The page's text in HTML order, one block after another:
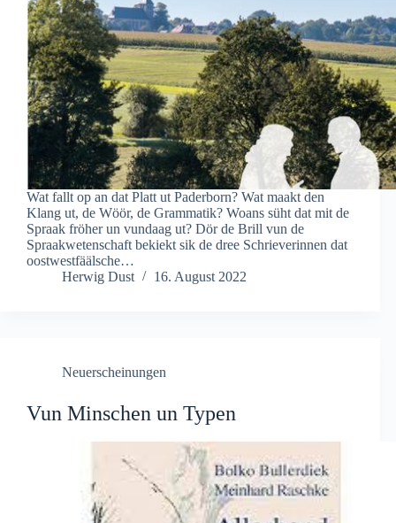
Wat fallt op an dat Platt ut Paderborn? Wat maakt den
Klang ut, de Wöör, de Grammatik? Woans süht dat mit de
Spraak fröher un vundaag ut? Dör de Brill vun de
Spraakwetenschaft bekiekt sik de dree Schrieverinnen dat
oostwestfäälsche…
Herwig Dust
16. August 2022
Neuerscheinungen
Vun Minschen un Typen